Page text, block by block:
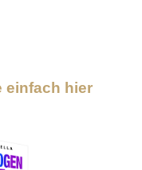
einfach hier